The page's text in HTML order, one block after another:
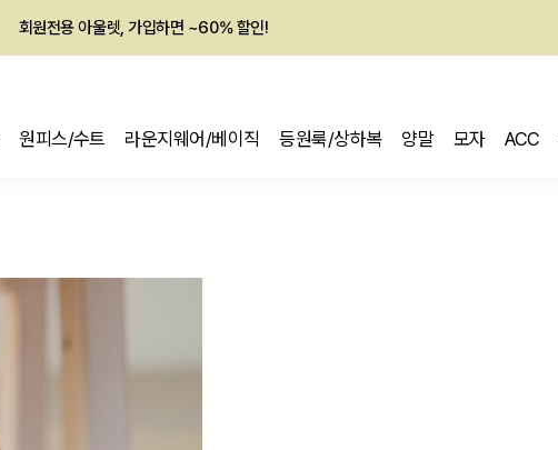
회원전용 아울렛, 가입하면 ~60% 할인!
원피스/수트 라운지웨어/베이직 등원룩/상하복 양말 모자 ACC